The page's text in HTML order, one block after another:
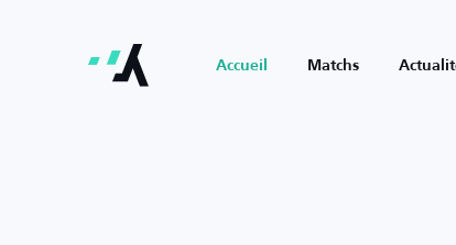
Accueil Matchs